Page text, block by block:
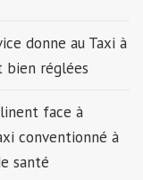
donne au Taxi à
bien réglées
face à
conventionné à
santé